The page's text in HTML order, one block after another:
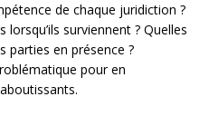
de chaque juridiction ?
surviennent ? Quelles
parties en présence ?
pour en